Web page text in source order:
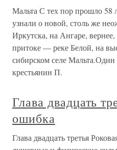
Мальта С тех пор прошло 58
узнали о новой, столь же
Иркутска, на Ангаре,
притоке — реке Белой, на
сибирском селе
крестьянин П.
Глава двадцать
ошибка
Глава двадцать третья